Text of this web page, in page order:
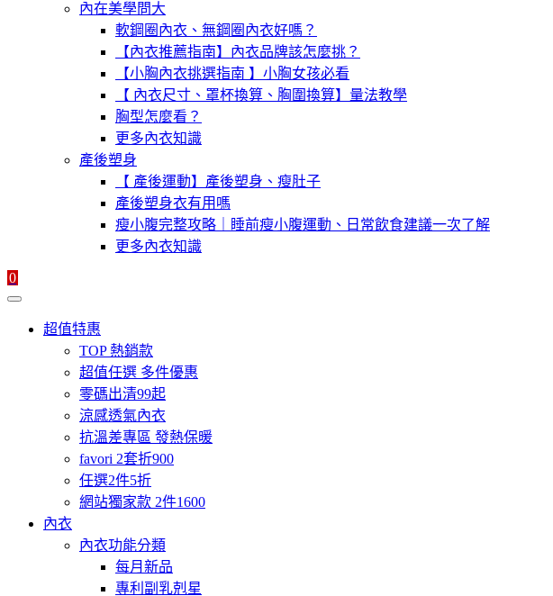
內在美學問大
軟鋼圈內衣、無鋼圈內衣好嗎？
【內衣推薦指南】內衣品牌該怎麼挑？
【小胸內衣挑選指南 】小胸女孩必看
【 內衣尺寸、罩杯換算、胸圍換算】量法教學
胸型怎麼看？
更多內衣知識
產後塑身
【 產後運動】產後塑身、瘦肚子
產後塑身衣有用嗎
瘦小腹完整攻略｜睡前瘦小腹運動、日常飲食建議一次了解
更多內衣知識
0
超值特惠
TOP 熱銷款
超值任選 多件優惠
零碼出清99起
涼感透氣內衣
抗溫差專區 發熱保暖
favori 2套折900
任選2件5折
網站獨家款 2件1600
內衣
內衣功能分類
每月新品
專利副乳剋星